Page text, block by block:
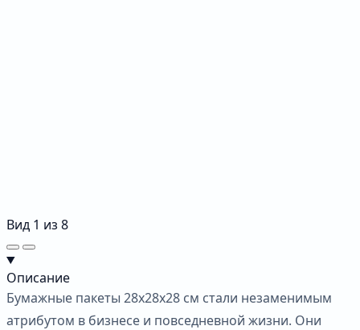
Вид 1 из 8
Описание
Бумажные пакеты 28х28х28 см стали незаменимым
атрибутом в бизнесе и повседневной жизни. Они